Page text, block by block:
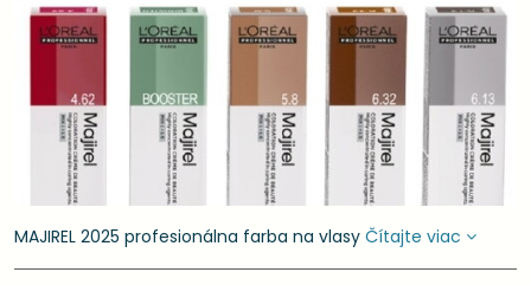
MAJIREL 2025 profesionálna farba na vlasy Čítajte viac